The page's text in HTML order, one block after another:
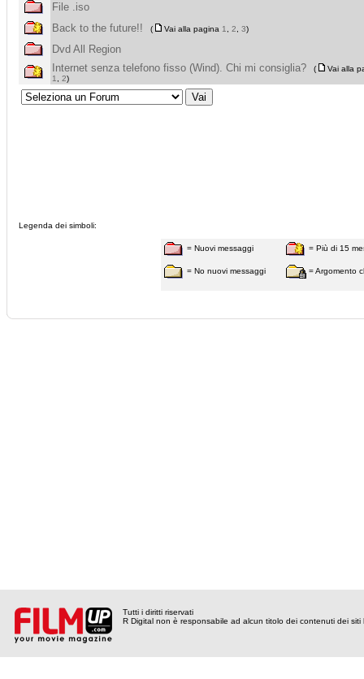
File .iso
Back to the future!!
( Vai alla pagina 1 2 3)
Dvd All Region
Internet senza telefono fisso (Wind). Chi mi consiglia?
(
Vai alla
1
2)
Legenda dei simboli:
= Nuovi messaggi
= No nuovi messaggi
= Più di 15
= Argomento
Tutti i diritti riservati
R Digital non è responsabile ad alcun titolo dei contenuti dei siti